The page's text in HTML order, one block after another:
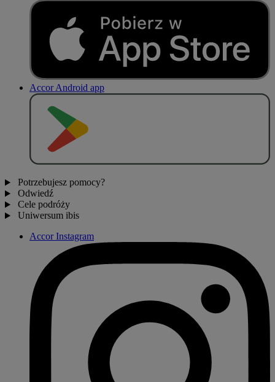
Accor Android app
Potrzebujesz pomocy?
Odwiedź
Cele podróży
Uniwersum ibis
Accor Instagram